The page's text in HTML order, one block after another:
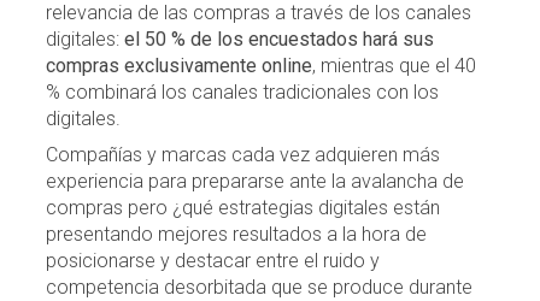
relevancia de las compras a través de los canales
digitales:el 50 % de los encuestados hará sus
compras exclusivamente online, mientras que el 40
% combinará los canales tradicionales con los
digitales.
Compañías y marcas cada vez adquieren más
experiencia para prepararse ante la avalancha de
compras pero ¿qué estrategias digitales están
presentando mejores resultados a la hora de
posicionarse y destacar entre el ruido y
competencia desorbitada que se produce durante